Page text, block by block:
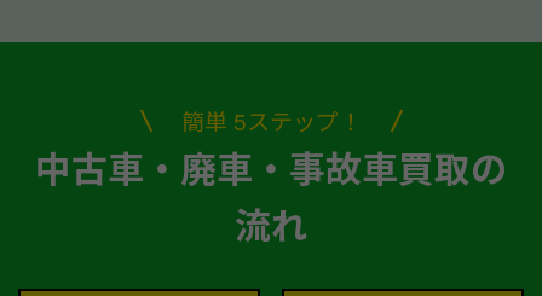
簡単 5ステップ！
中古車・廃車・事故車買取の
流れ